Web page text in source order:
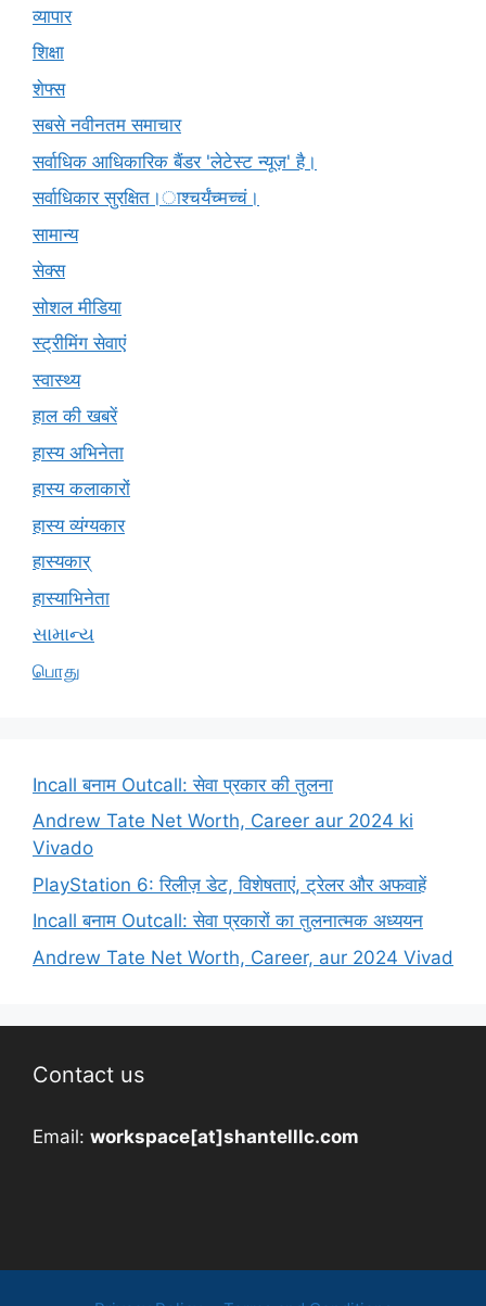
व्यापार
शिक्षा
शेफ्स
सबसे नवीनतम समाचार
सर्वाधिक आधिकारिक बैंडर 'लेटेस्ट न्यूज़' है।
सर्वाधिकार सुरक्षित।ाश्चर्यंच्मच्चं।
सामान्य
सेक्स
सोशल मीडिया
स्ट्रीमिंग सेवाएं
स्वास्थ्य
हाल की खबरें
हास्य अभिनेता
हास्य कलाकारों
हास्य व्यंग्यकार
हास्यकार्
हास्याभिनेता
સામાન્ય
பொது
Incall बनाम Outcall: सेवा प्रकार की तुलना
Andrew Tate Net Worth, Career aur 2024 ki
Vivado
PlayStation 6: रिलीज़ डेट, विशेषताएं, ट्रेलर और अफवाहें
Incall बनाम Outcall: सेवा प्रकारों का तुलनात्मक अध्ययन
Andrew Tate Net Worth, Career, aur 2024 Vivad
Contact us
Email: workspace[at]shantelllc.com